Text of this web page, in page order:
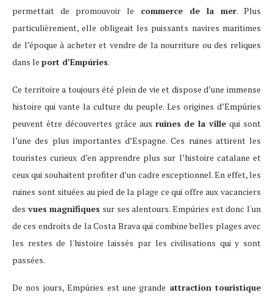
permettait de promouvoir le commerce de la mer. Plus
particulièrement, elle obligeait les puissants navires maritimes
de l’époque à acheter et vendre de la nourriture ou des reliques
dans le port d’Empúries.
Ce territoire a toujours été plein de vie et dispose d’une immense
histoire qui vante la culture du peuple. Les origines d’Empúries
peuvent être découvertes grâce aux ruines de la ville qui sont
l’une des plus importantes d’Espagne. Ces ruines attirent les
touristes curieux d’en apprendre plus sur l’histoire catalane et
ceux qui souhaitent profiter d’un cadre exceptionnel. En effet, les
ruines sont situées au pied de la plage ce qui offre aux vacanciers
des vues magnifiques sur ses alentours. Empúries est donc l'un
de ces endroits de la Costa Brava qui combine belles plages avec
les restes de l'histoire laissés par les civilisations qui y sont
passées.
De nos jours, Empúries est une grande attraction touristique